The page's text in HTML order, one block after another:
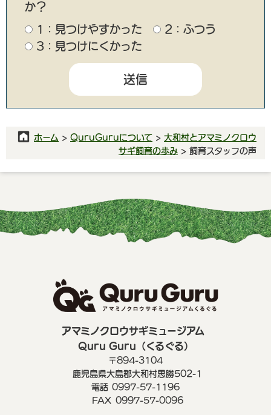
か？
1：見つけやすかった
2：ふつう
3：見つけにくかった
ホーム >QuruGuruについて >大和村とアマミノクロウ
サギ飼育の歩み > 飼育スタッフの声
アマミノクロウサギミュージアム
Quru Guru（くるぐる）
〒894-3104
鹿児島県大島郡大和村思勝502-1
電話 0997-57-1196
FAX 0997-57-0096